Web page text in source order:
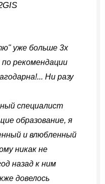
уже больше 3х
рекомендации
Ни разу
специалист
образование, я
и влюбленный
никак не
назад к ним
довелось